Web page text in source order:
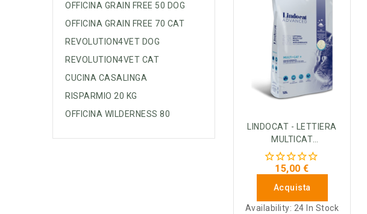
OFFICINA GRAIN FREE 50 DOG
OFFICINA GRAIN FREE 70 CAT
REVOLUTION4VET DOG
REVOLUTION4VET CAT
CUCINA CASALINGA
RISPARMIO 20 KG
OFFICINA WILDERNESS 80
LINDOCAT - LETTIERA
MULTICAT
BICARBONATO 12 LT
15,00 €
Acquista
Availability: 24 In Stock